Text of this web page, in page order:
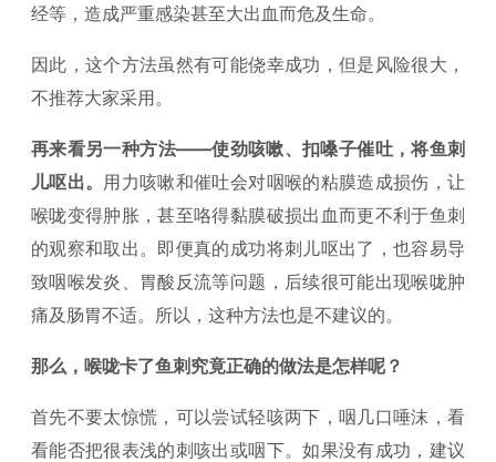
经等，造成严重感染甚至大出血而危及生命。
因此，这个方法虽然有可能侥幸成功，但是风险很大，
不推荐大家采用。
再来看另一种方法——使劲咳嗽、扣嗓子催吐，将鱼刺
儿呕出。 用力咳嗽和催吐会对咽喉的粘膜造成损伤，让
喉咙变得肿胀，甚至咯得黏膜破损出血而更不利于鱼刺
的观察和取出。即便真的成功将刺儿呕出了，也容易导
致咽喉发炎、胃酸反流等问题，后续很可能出现喉咙肿
痛及肠胃不适。所以，这种方法也是不建议的。
那么，喉咙卡了鱼刺究竟正确的做法是怎样呢？
首先不要太惊慌，可以尝试轻咳两下，咽几口唾沫，看
看能否把很表浅的刺咳出或咽下。如果没有成功，建议